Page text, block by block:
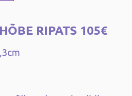
RIPATS 105€